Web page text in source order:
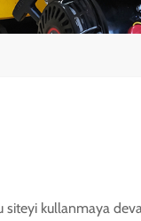
siteyi kullanmaya